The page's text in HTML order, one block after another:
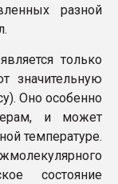
разной
только
значительную
Оно особенно
и может
температуре.
состояние